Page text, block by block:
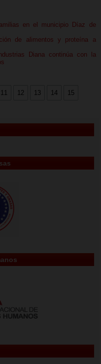
en el municipio Díaz de
de alimentos y proteína a
Diana continúa con la
11 12 13 14 15